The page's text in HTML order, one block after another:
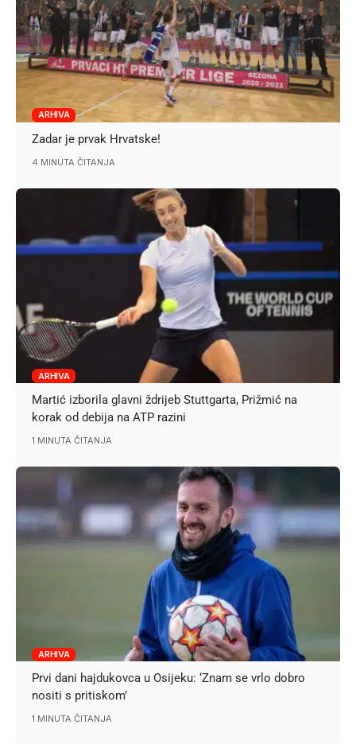
ARHIVA
Zadar je prvak Hrvatske!
4 MINUTA ČITANJA
ARHIVA
Martić izborila glavni ždrijeb Stuttgarta, Prižmić na
korak od debija na ATP razini
1 MINUTA ČITANJA
ARHIVA
Prvi dani hajdukovca u Osijeku: ‘Znam se vrlo dobro
nositi s pritiskom’
1 MINUTA ČITANJA